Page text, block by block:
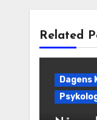
Related
Dagens